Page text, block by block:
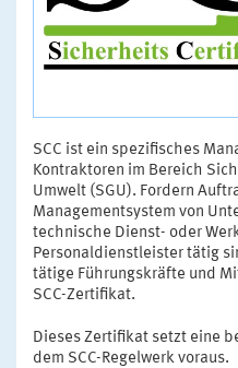
SCC ist ein spezifisches
Kontraktoren im Bereich
Umwelt (SGU). Fordern
Managementsystem von
technische Dienst- oder
Personaldienstleister tätig
tätige Führungskräfte und
SCC-Zertifikat.
Dieses Zertifikat setzt eine
dem SCC-Regelwerk voraus.